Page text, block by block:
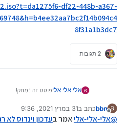
2.iso?t=da1275f6-df22-448b-a367-
8f31a1b3dc7
2 תגובות
א אלי אלי אליפוסט זה נמחק!
B
מנותק
bbnכתב ב31 במרץ 2021, 9:36
נערך לאחרונה על ידי bbn
@אלי-אלי-אליאמר בעדכון וינדוס לא